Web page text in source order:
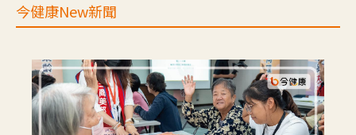
今健康New新聞